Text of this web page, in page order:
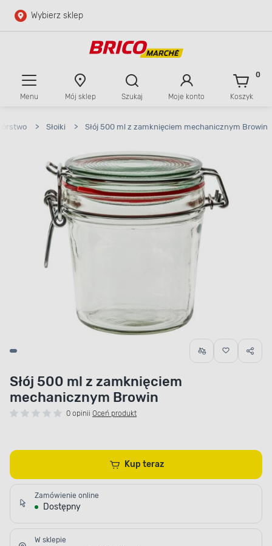
Przejdź do głównej zawartości
Wybierz sklep
Menu Mój sklep Szukaj Moje konto Koszyk
0
> Słoiki > Słój 500 ml z zamknięciem mechanicznym Browin
Słój 500 ml z zamknięciem
mechanicznym Browin
0 opinii Oceń produkt
Kup teraz
Zamówienie online
Dostępny
W sklepie